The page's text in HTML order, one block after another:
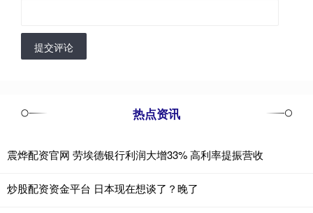
提交评论
热点资讯
震烨配资官网 劳埃德银行利润大增33% 高利率提振营收
炒股配资资金平台 日本现在想谈了？晚了